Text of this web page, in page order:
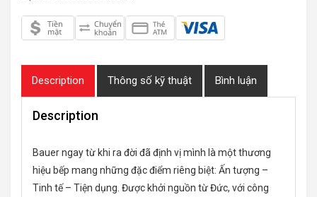
Description Thông số kỹ thuật Bình luận
Description
Bauer ngay từ khi ra đời đã định vị mình là một thương
hiệu bếp mang những đặc điểm riêng biệt: Ấn tượng –
Tinh tế – Tiện dụng. Được khởi nguồn từ Đức, với công